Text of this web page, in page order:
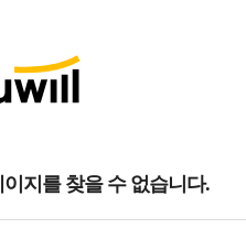
지를 찾을 수 없습니다.